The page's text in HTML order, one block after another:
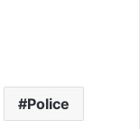
Police